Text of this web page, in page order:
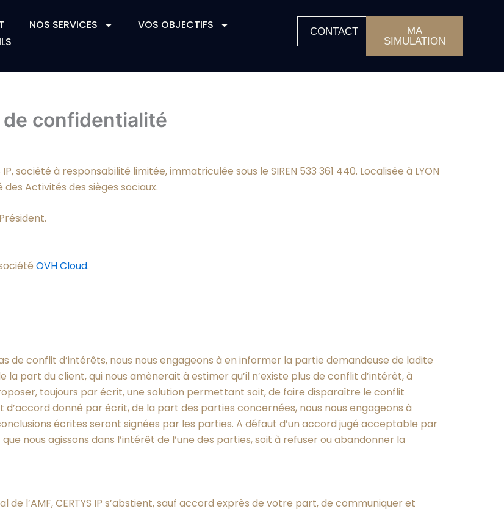
NOS SERVICES
VOS OBJECTIFS
CONTACT
MA
SIMULATION
confidentialité
société à responsabilité limitée, immatriculée sous le SIREN 533 361 440. Localisée à LYON
Activités des sièges sociaux.
OVH Cloud.
de conflit d’intérêts, nous nous engageons à en informer la partie demandeuse de ladite
la part du client, qui nous amènerait à estimer qu’il n’existe plus de conflit d’intérêt, à
toujours par écrit, une solution permettant soit, de faire disparaître le conflit
donné par écrit, de la part des parties concernées, nous nous engageons à
écrites seront signées par les parties. A défaut d’un accord jugé acceptable par
nous agissons dans l’intérêt de l’une des parties, soit à refuser ou abandonner la
l’AMF, CERTYS IP s’abstient, sauf accord exprès de votre part, de communiquer et